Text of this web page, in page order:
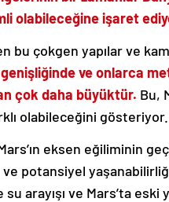
olabileceğine işaret
bu çokgen yapılar ve
ve onlarca
çok daha büyüktür. Bu,
olabileceğini gösteriyor.
eksen eğiliminin
potansiyel
arayışı ve Mars’ta eski